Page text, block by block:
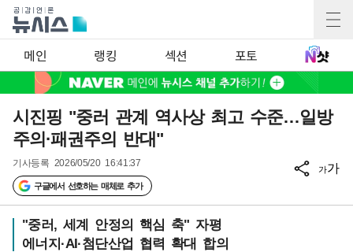
메인 랭킹 섹션 포토
시진핑 "중러 관계 역사상 최고 수준…일방
주의·패권주의 반대"
기사등록 2026/05/20 16:41:37
구글에서 선호하는 매체로 추가
가가
"중러, 세계 안정의 핵심 축" 자평
에너지·AI·첨단산업 협력 확대 합의